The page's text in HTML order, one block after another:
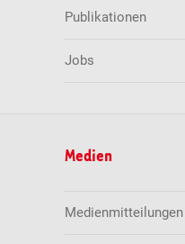
Publikationen
Jobs
Medien
Medienmitteilungen